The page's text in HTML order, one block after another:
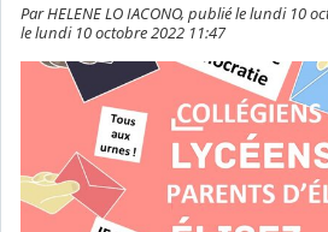
Par HELENE LO IACONO, publié le lundi 10
le lundi 10 octobre 2022 11:47